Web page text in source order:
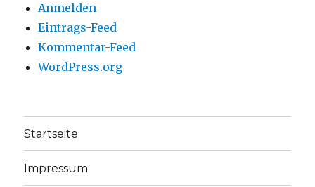
Anmelden
Eintrags-Feed
Kommentar-Feed
WordPress.org
Startseite
Impressum